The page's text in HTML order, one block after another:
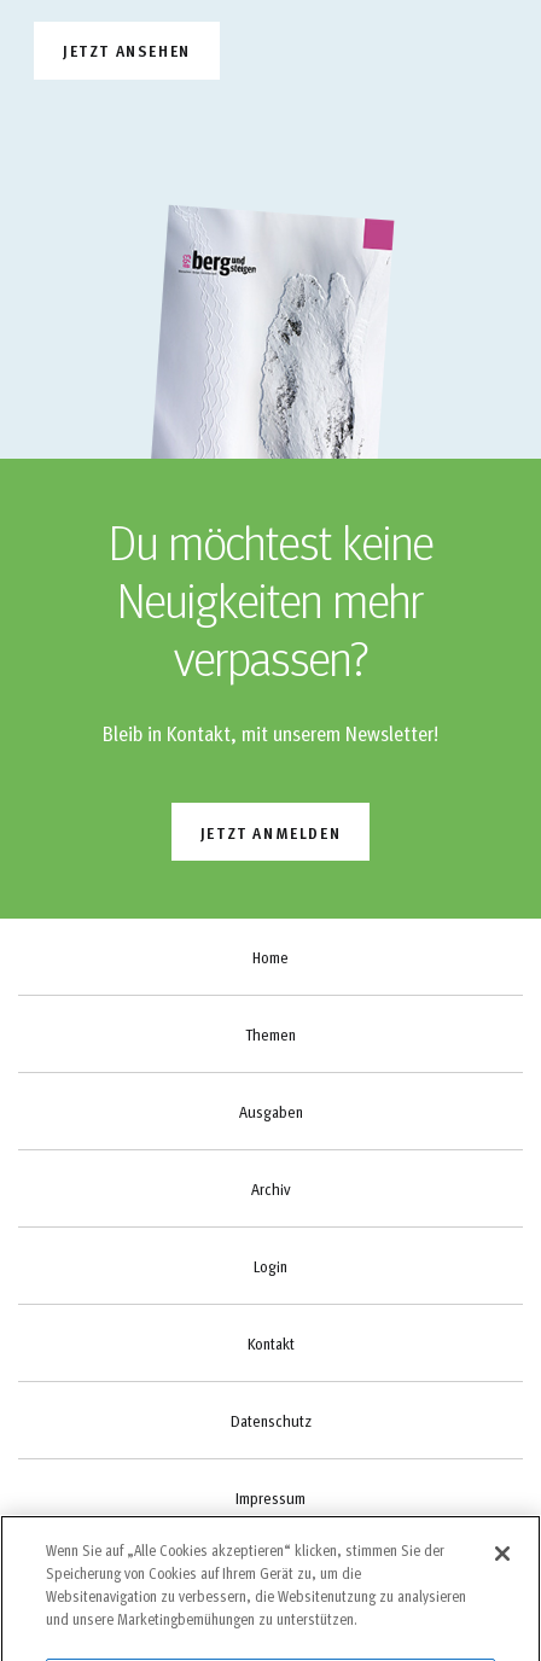
JETZT ANSEHEN
Du möchtest keine
Neuigkeiten mehr
verpassen?
Bleib in Kontakt, mit unserem Newsletter!
JETZT ANMELDEN
Home
Themen
Ausgaben
Archiv
Login
Kontakt
Datenschutz
Impressum
Cookie-Einstellungen
Wenn Sie auf „Alle Cookies akzeptieren“ klicken, stimmen Sie der
Speicherung von Cookies auf Ihrem Gerät zu, um die
Websitenavigation zu verbessern, die Websitenutzung zu analysieren
und unsere Marketingbemühungen zu unterstützen.